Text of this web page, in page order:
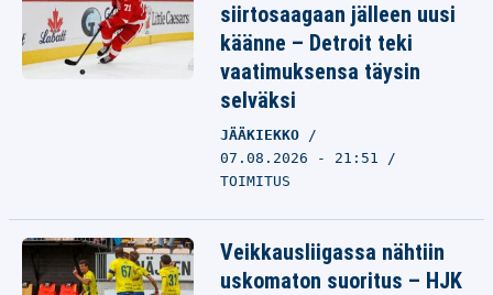
siirtosaagaan jälleen uusi
käänne – Detroit teki
vaatimuksensa täysin
selväksi
JÄÄKIEKKO
07.08.2026 - 21:51
TOIMITUS
Veikkausliigassa nähtiin
uskomaton suoritus – HJK